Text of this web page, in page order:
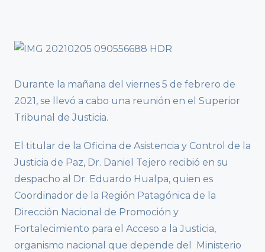
Durante la mañana del viernes 5 de febrero de
2021, se llevó a cabo una reunión en el Superior
Tribunal de Justicia.
El titular de la Oficina de Asistencia y Control de la
Justicia de Paz, Dr. Daniel Tejero recibió en su
despacho al Dr. Eduardo Hualpa, quien es
Coordinador de la Región Patagónica de la
Dirección Nacional de Promoción y
Fortalecimiento para el Acceso a la Justicia,
organismo nacional que depende del Ministerio